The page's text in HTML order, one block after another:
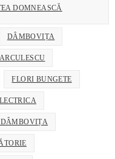
DOMNEASCĂ
DÂMBOVIȚA
FLORI BUNGETE